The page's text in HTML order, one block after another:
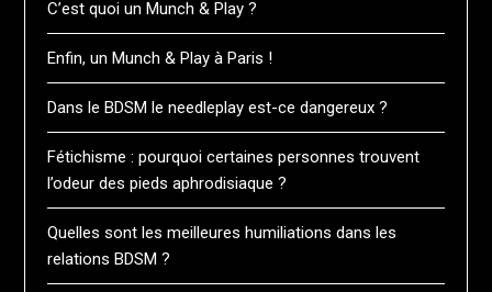
C’est quoi un Munch & Play ?
Enfin, un Munch & Play à Paris !
Dans le BDSM le needleplay est-ce dangereux ?
Fétichisme : pourquoi certaines personnes trouvent
l’odeur des pieds aphrodisiaque ?
Quelles sont les meilleures humiliations dans les
relations BDSM ?